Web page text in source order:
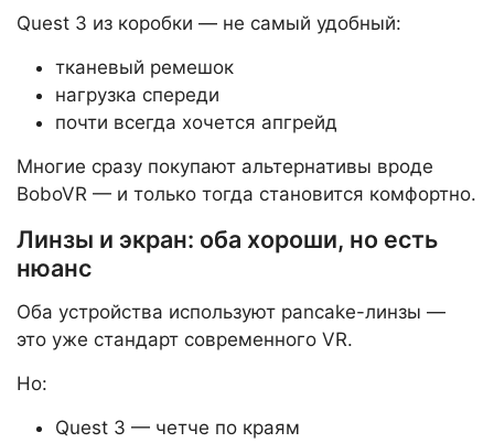
Quest 3 из коробки — не самый удобный:
тканевый ремешок
нагрузка спереди
почти всегда хочется апгрейд
Многие сразу покупают альтернативы вроде
BoboVR — и только тогда становится комфортно.
Линзы и экран: оба хороши, но есть
нюанс
Оба устройства используют pancake-линзы —
это уже стандарт современного VR.
Но:
Quest 3 — четче по краям